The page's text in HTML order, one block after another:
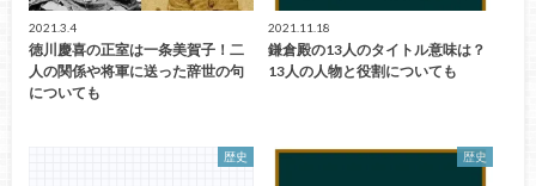
2021.3.4
徳川慶喜の正室は一条美賀子！二
人の関係や将軍に送った辞世の句
についても
2021.11.18
鎌倉殿の13人のタイトル意味は？
13人の人物と役割についても
歴史 歴史